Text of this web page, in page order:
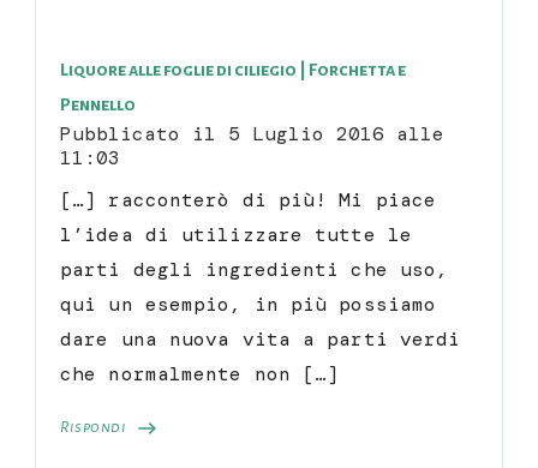
Liquore alle foglie di ciliegio | Forchetta e
Pennello
Pubblicato il 5 Luglio 2016 alle
11:03
Rispondi
[…] racconterò di più! Mi piace
l’idea di utilizzare tutte le
parti degli ingredienti che uso,
qui un esempio, in più possiamo
dare una nuova vita a parti verdi
che normalmente non […]